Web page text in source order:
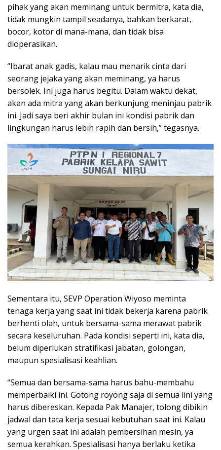
pihak yang akan meminang untuk bermitra, kata dia,
tidak mungkin tampil seadanya, bahkan berkarat,
bocor, kotor di mana-mana, dan tidak bisa
dioperasikan.
“Ibarat anak gadis, kalau mau menarik cinta dari
seorang jejaka yang akan meminang, ya harus
bersolek. Ini juga harus begitu. Dalam waktu dekat,
akan ada mitra yang akan berkunjung meninjau pabrik
ini. Jadi saya beri akhir bulan ini kondisi pabrik dan
lingkungan harus lebih rapih dan bersih,” tegasnya.
Sementara itu, SEVP Operation Wiyoso meminta
tenaga kerja yang saat ini tidak bekerja karena pabrik
berhenti olah, untuk bersama-sama merawat pabrik
secara keseluruhan. Pada kondisi seperti ini, kata dia,
belum diperlukan stratifikasi jabatan, golongan,
maupun spesialisasi keahlian.
“Semua dan bersama-sama harus bahu-membahu
memperbaiki ini. Gotong royong saja di semua lini yang
harus dibereskan. Kepada Pak Manajer, tolong dibikin
jadwal dan tata kerja sesuai kebutuhan saat ini. Kalau
yang urgen saat ini adalah pembersihan mesin, ya
semua kerahkan. Spesialisasi hanya berlaku ketika